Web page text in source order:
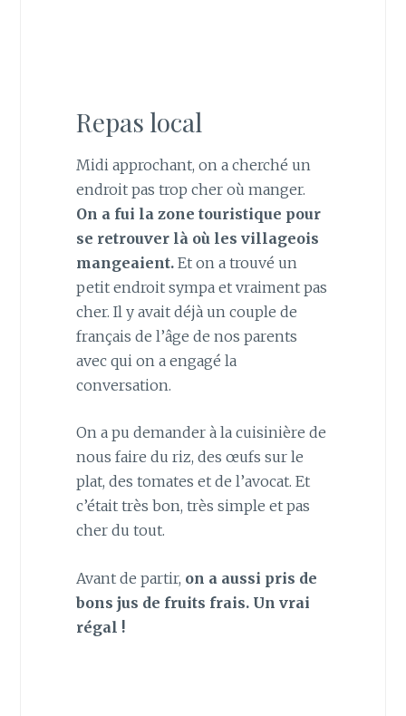
Repas local
Midi approchant, on a cherché un
endroit pas trop cher où manger.
On a fui la zone touristique pour
se retrouver là où les villageois
mangeaient.Et on a trouvé un
petit endroit sympa et vraiment pas
cher. Il y avait déjà un couple de
français de l’âge de nos parents
avec qui on a engagé la
conversation.
On a pu demander à la cuisinière de
nous faire du riz, des œufs sur le
plat, des tomates et de l’avocat. Et
c’était très bon, très simple et pas
cher du tout.
Avant de partir, on a aussi pris de
bons jus de fruits frais. Un vrai
régal !